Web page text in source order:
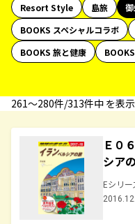
Resort Style
島旅
BOOKS スペシャルコラボ
BOOKS 旅と健康
261〜280件/313件中 を表示
Ｅ０
シア
Eシリ